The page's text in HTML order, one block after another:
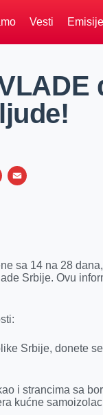
Vesti Emisije
X
sa 14 na 28
Srbije. Ovu
Srbije, donete
i strancima sa
kućne